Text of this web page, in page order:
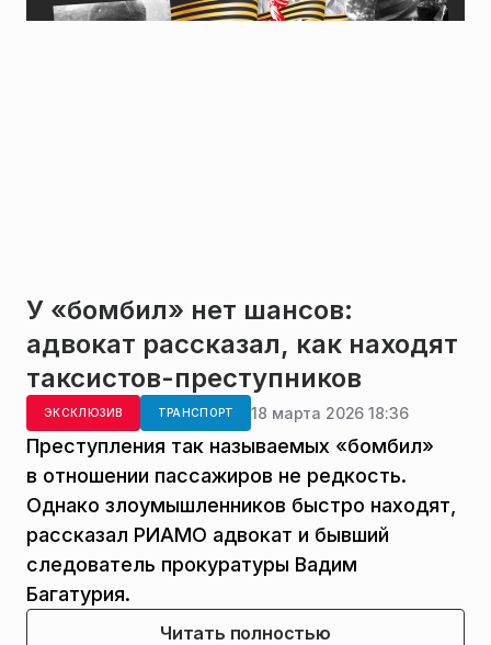
У «бомбил» нет шансов:
адвокат рассказал, как находят
таксистов-преступников
ЭКСКЛЮЗИВ ТРАНСПОРТ 18 марта 2026 18:36
Преступления так называемых «бомбил»
в отношении пассажиров не редкость.
Однако злоумышленников быстро находят,
рассказал РИАМО адвокат и бывший
следователь прокуратуры Вадим
Багатурия.
Читать полностью